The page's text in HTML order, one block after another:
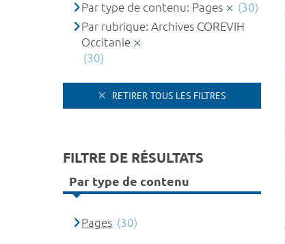
Par type de contenu: Pages
(30)
Par rubrique: Archives COREVIH
Occitanie
(30)
RETIRER TOUS LES FILTRES
FILTRE DE RÉSULTATS
Par type de contenu
Pages (30)